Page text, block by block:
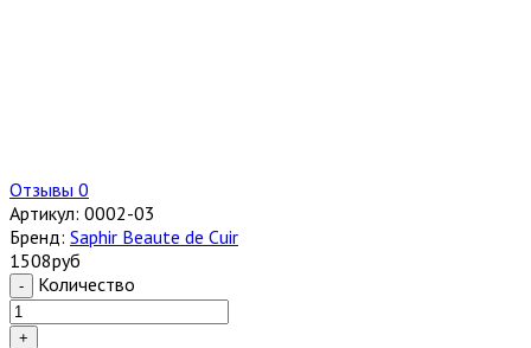
Отзывы 0
Артикул: 0002-03
Бренд: Saphir Beaute de Cuir
1508руб
- Количество
+